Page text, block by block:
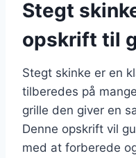
Stegt
opskrift til
Stegt skinke er en
tilberedes på
grille den giver en
Denne opskrift vil
med at forberede